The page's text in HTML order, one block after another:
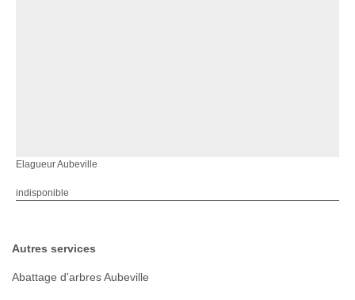
Elagueur Aubeville
indisponible
Autres services
Abattage d'arbres Aubeville